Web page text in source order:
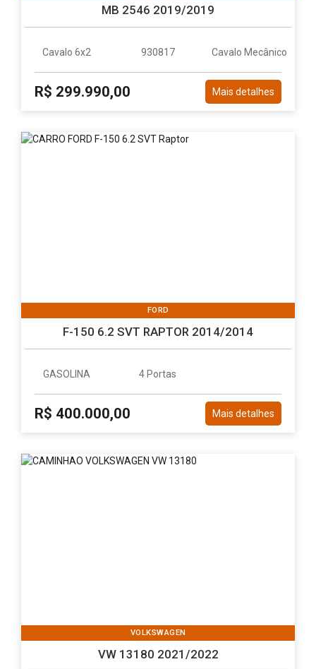
MB 2546 2019/2019
Cavalo 6x2 930817 Cavalo Mecânico
R$ 299.990,00 Mais detalhes
FORD
F-150 6.2 SVT RAPTOR 2014/2014
GASOLINA 4 Portas
R$ 400.000,00 Mais detalhes
VOLKSWAGEN
VW 13180 2021/2022